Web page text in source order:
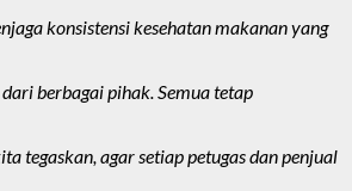
konsistensi kesehatan makanan yang
berbagai pihak. Semua tetap
tegaskan, agar setiap petugas dan penjual